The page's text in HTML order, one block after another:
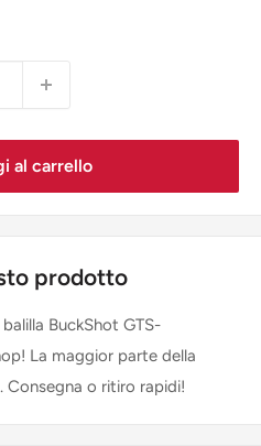
al carrello
prodotto
BuckShot GTS-
La maggior parte della
Consegna o ritiro rapidi!